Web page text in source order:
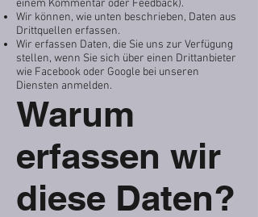
einem Kommentar oder Feedback).
Wir können, wie unten beschrieben, Daten aus
Drittquellen erfassen.
Wir erfassen Daten, die Sie uns zur Verfügung
stellen, wenn Sie sich über einen Drittanbieter
wie Facebook oder Google bei unseren
Diensten anmelden.
Warum
erfassen wir
diese Daten?